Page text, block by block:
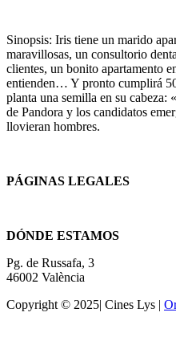
Sinopsis: Iris tiene un marido
maravillosas, un consultorio
clientes, un bonito apartamento
entienden… Y pronto cumplirá
planta una semilla en su cabeza:
de Pandora y los candidatos
llovieran hombres.
PÁGINAS LEGALES
DÓNDE ESTAMOS
Pg. de Russafa, 3
46002 València
Copyright © 2025| Cines Lys |